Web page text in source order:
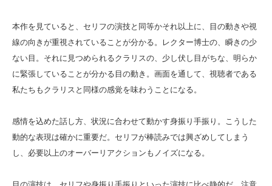
本作を見ていると、セリフの演技と同等かそれ以上に、目の動きや視
線の向きが重視されていることが分かる。レクター博士の、瞬きの少
ない目。それに見つめられるクラリスの、少し伏し目がちな、明らか
に緊張していることが分かる目の動き。画面を通して、視聴者である
私たちもクラリスと同様の感覚を味わうことになる。
感情を込めた話し方、状況に合わせて動かす身振り手振り。こうした
動的な表現は確かに重要だ。セリフが棒読みでは興ざめしてしまう
し、必要以上のオーバーリアクションもノイズになる。